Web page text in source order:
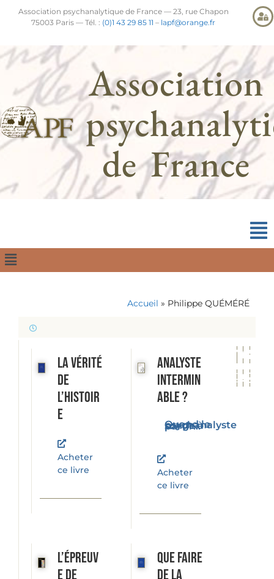
Association psychanalytique de France — 23, rue Chapon
75003 Paris — Tél. : (0)1 43 29 85 11 – lapf@orange.fr
Association
de France
Accueil » Philippe QUÉMÉRÉ
La vérité
de
l’histoir
e
Acheter
ce livre
Analyste
intermin
able ?
Quand le psychanalyste songe à partir...
Acheter
ce livre
L’Épreuv
e de
Que faire
de la